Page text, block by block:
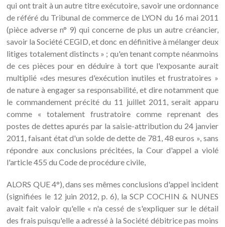
qui ont trait à un autre titre exécutoire, savoir une ordonnance
de référé du Tribunal de commerce de LYON du 16 mai 2011
(pièce adverse n° 9) qui concerne de plus un autre créancier,
savoir la Société CEGID, et donc en définitive à mélanger deux
litiges totalement distincts » ; qu'en tenant compte néanmoins
de ces pièces pour en déduire à tort que l'exposante aurait
multiplié «des mesures d'exécution inutiles et frustratoires »
de nature à engager sa responsabilité, et dire notamment que
le commandement précité du 11 juillet 2011, serait apparu
comme « totalement frustratoire comme reprenant des
postes de dettes apurés par la saisie-attribution du 24 janvier
2011, faisant état d'un solde de dette de 781, 48 euros », sans
répondre aux conclusions précitées, la Cour d'appel a violé
l'article 455 du Code de procédure civile,
ALORS QUE 4°), dans ses mêmes conclusions d'appel incident
(signifiées le 12 juin 2012, p. 6), la SCP COCHIN & NUNES
avait fait valoir qu'elle « n'a cessé de s'expliquer sur le détail
des frais puisqu'elle a adressé à la Société débitrice pas moins